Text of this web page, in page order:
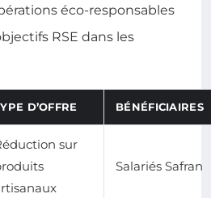
éco-responsables
RSE dans les
D’OFFRE BÉNÉFICIAIRES
sur
Salariés Safran